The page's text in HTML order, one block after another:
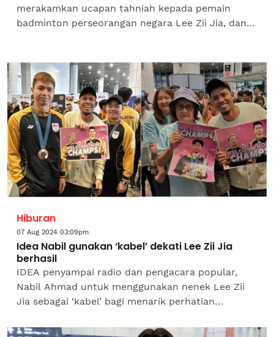
merakamkan ucapan tahniah kepada pemain
badminton perseorangan negara Lee Zii Jia, dan
Hiburan
07 Aug 2024 03:09pm
Idea Nabil gunakan ‘kabel’ dekati Lee Zii Jia
berhasil
IDEA penyampai radio dan pengacara popular,
Nabil Ahmad untuk menggunakan nenek Lee Zii
Jia sebagai ‘kabel’ bagi menarik perhatian
nampaknya membuahkan...